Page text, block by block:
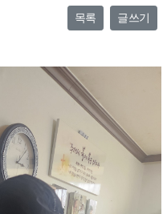
목록 글쓰기